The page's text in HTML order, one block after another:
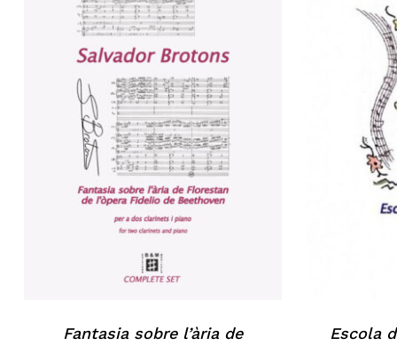
No hi ha productes a la cistella.
Go to shop
Fantasia sobre l’ària de
Escola